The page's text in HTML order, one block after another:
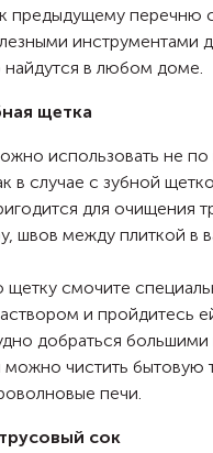
предыдущему перечню
инструментами
найдутся в любом доме.
щетка
использовать не
в случае с зубной
для очищения
швов между плиткой в
щетку смочите
и пройдитесь
добраться
чистить бытовую
печи.
сок